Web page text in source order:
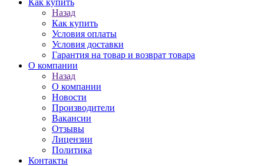
Как купить
Назад
Как купить
Условия оплаты
Условия доставки
Гарантия на товар и возврат товара
О компании
Назад
О компании
Новости
Производители
Вакансии
Отзывы
Лицензии
Политика
Контакты